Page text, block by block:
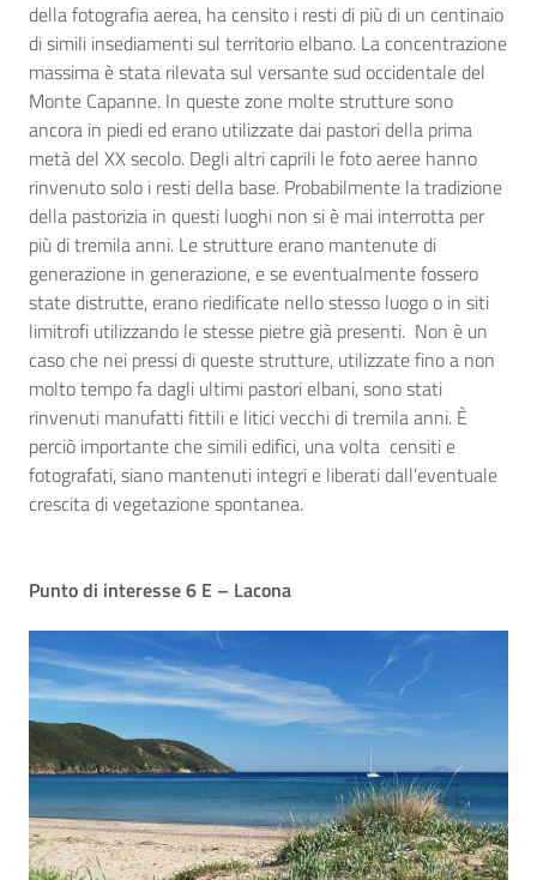
della fotografia aerea, ha censito i resti di più di un centinaio
di simili insediamenti sul territorio elbano. La concentrazione
massima è stata rilevata sul versante sud occidentale del
Monte Capanne. In queste zone molte strutture sono
ancora in piedi ed erano utilizzate dai pastori della prima
metà del XX secolo. Degli altri caprili le foto aeree hanno
rinvenuto solo i resti della base. Probabilmente la tradizione
della pastorizia in questi luoghi non si è mai interrotta per
più di tremila anni. Le strutture erano mantenute di
generazione in generazione, e se eventualmente fossero
state distrutte, erano riedificate nello stesso luogo o in siti
limitrofi utilizzando le stesse pietre già presenti. Non è un
caso che nei pressi di queste strutture, utilizzate fino a non
molto tempo fa dagli ultimi pastori elbani, sono stati
rinvenuti manufatti fittili e litici vecchi di tremila anni. È
perciò importante che simili edifici, una volta censiti e
fotografati, siano mantenuti integri e liberati dall’eventuale
crescita di vegetazione spontanea.
Punto di interesse 6 E – Lacona